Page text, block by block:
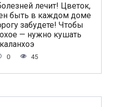
лечит! Цветок,
быть в каждом доме
забудете! Чтобы
— нужно кушать
каланхоэ
0 45